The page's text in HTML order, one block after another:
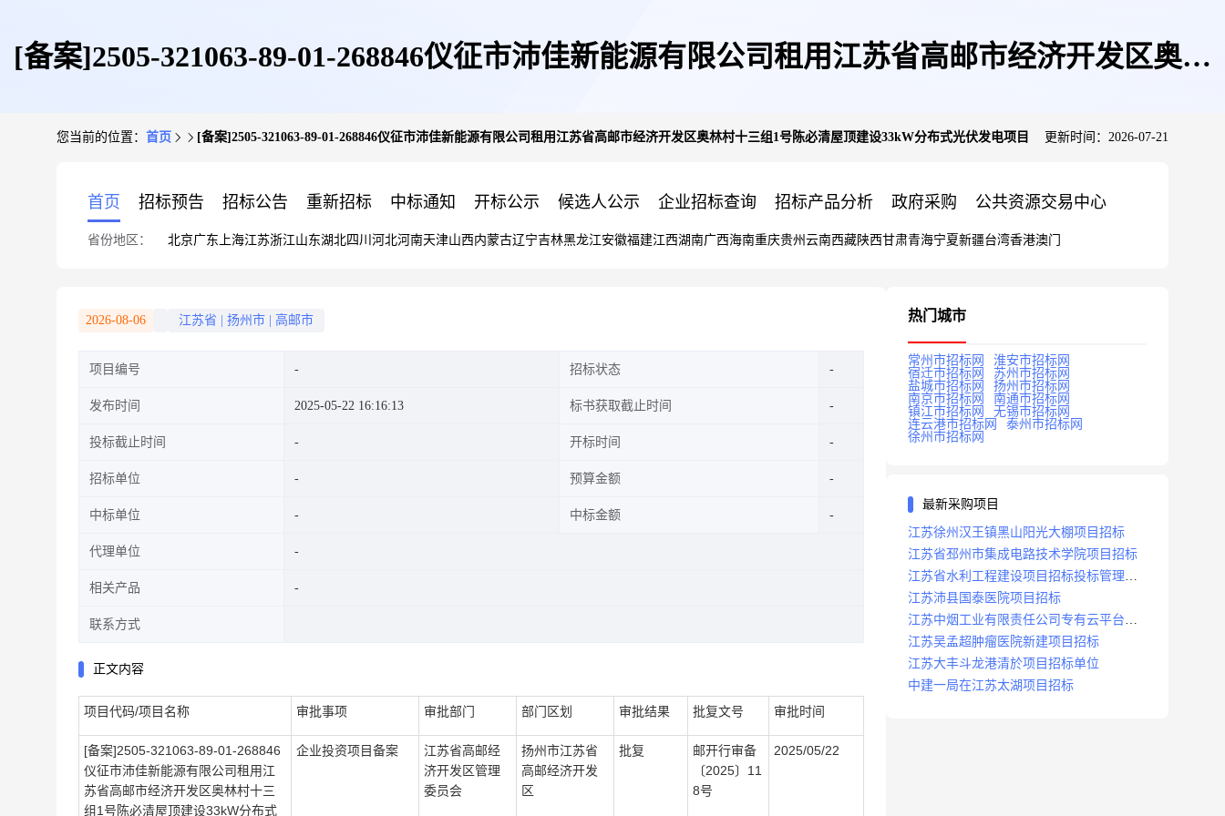
[备案]2505-321063-89-01-268846仪征市沛佳新能源有限公司租用江苏省高邮市经济开发区奥林
您当前的位置： 首页 [备案]2505-321063-89-01-268846仪征市沛佳新能源有限公司租用江苏省高邮市经济开发区奥林村十三组1号陈必清屋顶建设33kW分布式光伏发电项目 更新时间：2026-07-21
首页 招标预告 招标公告 重新招标 中标通知 开标公示 候选人公示 企业招标查询 招标产品分析 政府采购 公共资源交易中心
省份地区： 北京广东 上海江苏浙江山东湖北四川 河北河南天津山西内蒙古辽宁吉林黑龙江安徽福建江西湖南广西海南重庆贵州 云南西藏陕西甘肃青海宁夏新疆台湾香港澳门
2026-08-06 江苏省 扬州市 高邮市
项目编号 招标状态
发布时间 2025-05-22 16:16:13 标书获取截止时间
投标截止时间 开标时间
招标单位 预算金额
中标单位 中标金额
代理单位
相关产品
联系方式
正文内容
项目代码/项目名称 审批事项 审批部门 部门区划 审批结果 批复文号 审批时间
[备案]2505-321063-89-01-268846
仪征市沛佳新能源有限公司租用江
苏省高邮市经济开发区奥林村十三
组1号陈必清屋顶建设33kW分布式
企业投资项目备案
江苏省高邮经
济开发区管理
委员会
扬州市江苏省
高邮经济开发
区
批复
邮开行审备
〔2025〕11
8号
2025/05/22
热门城市
常州市招标网
淮安市招标网
宿迁市招标网
苏州市招标网
盐城市招标网
扬州市招标网
南京市招标网
南通市招标网
镇江市招标网
无锡市招标网
连云港市招标网
泰州市招标网
徐州市招标网
最新采购项目
江苏徐州汉王镇黑山阳光大棚项目招标
江苏省邳州市集成电路技术学院项目招标
江苏省水利工程建设项目招标投标管理办
法
江苏沛县国泰医院项目招标
江苏中烟工业有限责任公司专有云平台扩
容项目招标
江苏吴孟超肿瘤医院新建项目招标
江苏大丰斗龙港清於项目招标单位
中建一局在江苏太湖项目招标